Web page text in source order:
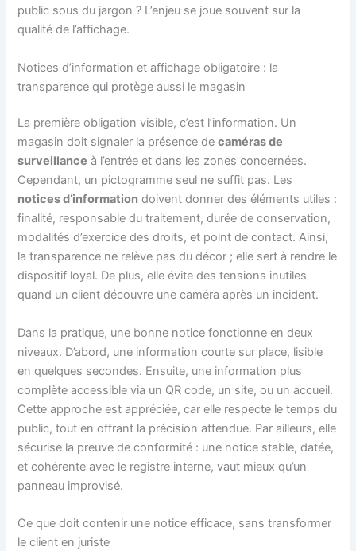
public sous du jargon ? L’enjeu se joue souvent sur la
qualité de l’affichage.
Notices d’information et affichage obligatoire : la
transparence qui protège aussi le magasin
La première obligation visible, c’est l’information. Un
magasin doit signaler la présence decaméras de
surveillance à l’entrée et dans les zones concernées.
Cependant, un pictogramme seul ne suffit pas. Les
notices d’information doivent donner des éléments utiles :
finalité, responsable du traitement, durée de conservation,
modalités d’exercice des droits, et point de contact. Ainsi,
la transparence ne relève pas du décor ; elle sert à rendre le
dispositif loyal. De plus, elle évite des tensions inutiles
quand un client découvre une caméra après un incident.
Dans la pratique, une bonne notice fonctionne en deux
niveaux. D’abord, une information courte sur place, lisible
en quelques secondes. Ensuite, une information plus
complète accessible via un QR code, un site, ou un accueil.
Cette approche est appréciée, car elle respecte le temps du
public, tout en offrant la précision attendue. Par ailleurs, elle
sécurise la preuve de conformité : une notice stable, datée,
et cohérente avec le registre interne, vaut mieux qu’un
panneau improvisé.
Ce que doit contenir une notice efficace, sans transformer
le client en juriste